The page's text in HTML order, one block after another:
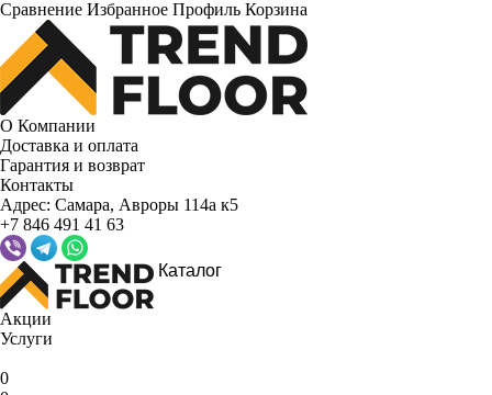
Сравнение Избранное Профиль Корзина
О Компании
Доставка и оплата
Гарантия и возврат
Контакты
Адрес: Самара, Авроры 114а к5
+7 846 491 41 63
Каталог
Акции
Услуги
0